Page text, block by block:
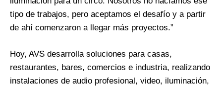
tipo de trabajos, pero aceptamos el desafío y a partir
de ahí comenzaron a llegar más proyectos.”
Hoy, AVS desarrolla soluciones para casas,
restaurantes, bares, comercios e industria, realizando
instalaciones de audio profesional, video, iluminación,